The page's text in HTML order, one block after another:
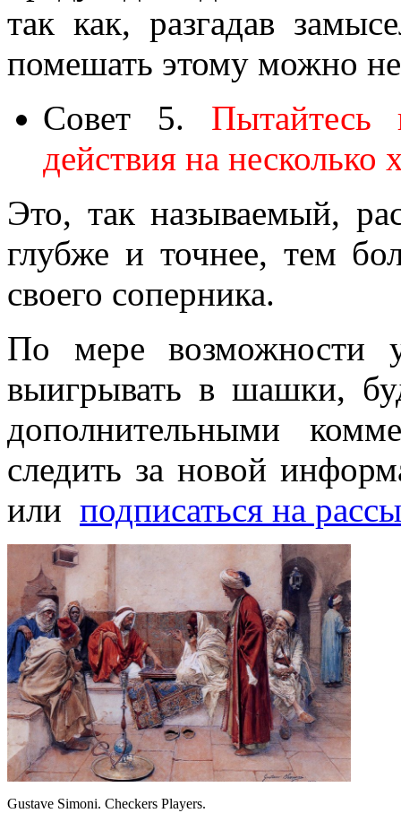
так как, разгадав
помешать этому можно
Совет 5. Пытайтесь
действия на несколько
Это, так называемый,
глубже и точнее, тем
своего соперника.
По мере возможности
выигрывать в шашки,
дополнительными
следить за новой
или подписаться на
Gustave Simoni. Checkers Players.